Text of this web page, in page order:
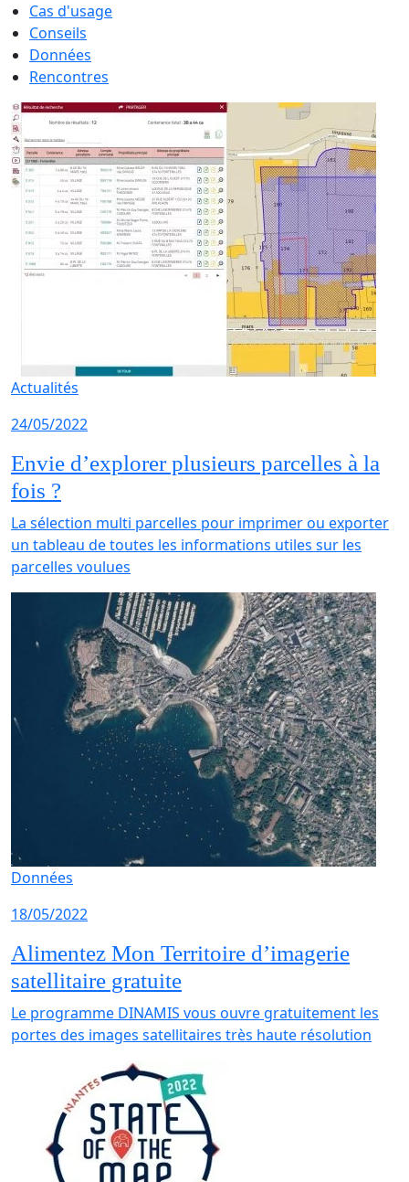
Cas d'usage
Conseils
Données
Rencontres
Actualités
24/05/2022
Envie d’explorer plusieurs parcelles à la
fois ?
La sélection multi parcelles pour imprimer ou exporter
un tableau de toutes les informations utiles sur les
parcelles voulues
Données
18/05/2022
Alimentez Mon Territoire d’imagerie
satellitaire gratuite
Le programme DINAMIS vous ouvre gratuitement les
portes des images satellitaires très haute résolution